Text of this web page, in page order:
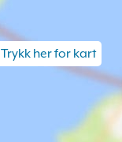
Trykk her for kart